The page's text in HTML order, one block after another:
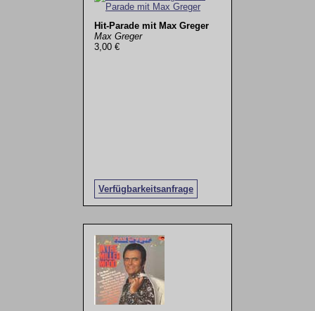
Hit-Parade mit Max Greger
Max Greger
3,00 €
Verfügbarkeitsanfrage